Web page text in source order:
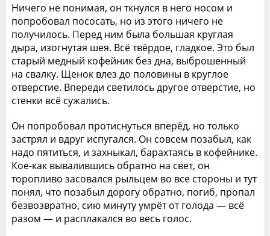
Ничего не понимая, он ткнулся в него носом и
попробовал пососать, но из этого ничего не
получилось. Перед ним была большая круглая
дыра, изогнутая шея. Всё твёрдое, гладкое. Это был
старый медный кофейник без дна, выброшенный
на свалку. Щенок влез до половины в круглое
отверстие. Впереди светилось другое отверстие, но
стенки всё сужались.
Он попробовал протиснуться вперёд, но только
застрял и вдруг испугался. Он совсем позабыл, как
надо пятиться, и захныкал, барахтаясь в кофейнике.
Кое-как вывалившись обратно на свет, он
торопливо засовался рыльцем во все стороны и тут
понял, что позабыл дорогу обратно, погиб, пропал
безвозвратно, сию минуту умрёт от голода — всё
разом — и расплакался во весь голос.